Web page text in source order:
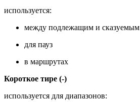
используется:
между подлежащим и сказуемым
для пауз
в маршрутах
Короткое тире (-)
используется для диапазонов: